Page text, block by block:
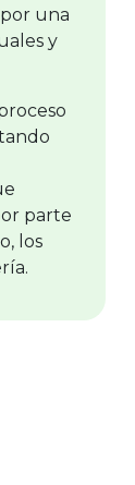
una
y
parte
los